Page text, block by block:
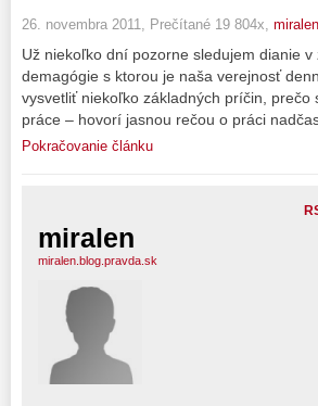
26. novembra 2011, Prečítané 19 804x, miralen
Už niekoľko dní pozorne sledujem dianie
demagógie s ktorou je naša verejnosť
vysvetliť niekoľko základných príčin,
práce – hovorí jasnou rečou o práci
Pokračovanie článku
miralen
miralen.blog.pravda.sk